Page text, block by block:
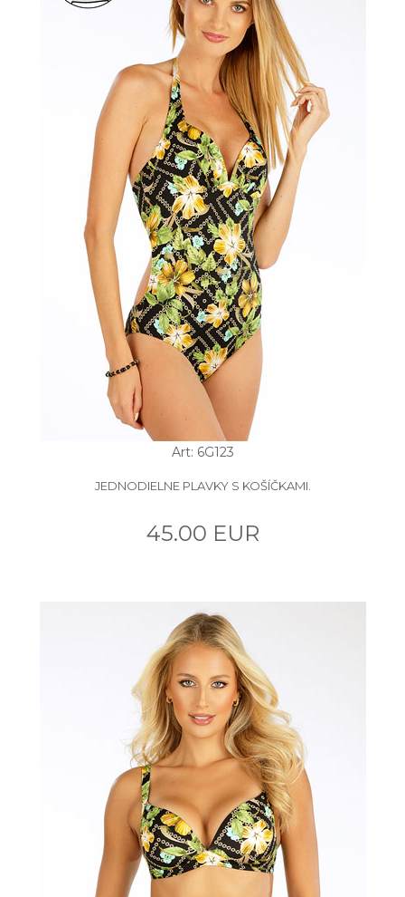
Art: 6G123
JEDNODIELNE PLAVKY S KOŠÍČKAMI.
45.00 EUR